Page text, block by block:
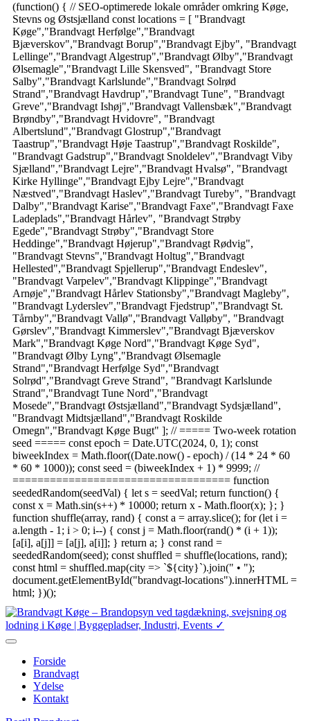
(function() { // SEO-optimerede lokale områder omkring Køge,
Stevns og Østsjælland const locations = [ "Brandvagt
Køge","Brandvagt Herfølge","Brandvagt
Bjæverskov","Brandvagt Borup","Brandvagt Ejby", "Brandvagt
Lellinge","Brandvagt Algestrup","Brandvagt Ølby","Brandvagt
Ølsemagle","Brandvagt Lille Skensved", "Brandvagt Store
Salby","Brandvagt Karlslunde","Brandvagt Solrød
Strand","Brandvagt Havdrup","Brandvagt Tune", "Brandvagt
Greve","Brandvagt Ishøj","Brandvagt Vallensbæk","Brandvagt
Brøndby","Brandvagt Hvidovre", "Brandvagt
Albertslund","Brandvagt Glostrup","Brandvagt
Taastrup","Brandvagt Høje Taastrup","Brandvagt Roskilde",
"Brandvagt Gadstrup","Brandvagt Snoldelev","Brandvagt Viby
Sjælland","Brandvagt Lejre","Brandvagt Hvalsø", "Brandvagt
Kirke Hyllinge","Brandvagt Ejby Lejre","Brandvagt
Næstved","Brandvagt Haslev","Brandvagt Tureby", "Brandvagt
Dalby","Brandvagt Karise","Brandvagt Faxe","Brandvagt Faxe
Ladeplads","Brandvagt Hårlev", "Brandvagt Strøby
Egede","Brandvagt Strøby","Brandvagt Store
Heddinge","Brandvagt Højerup","Brandvagt Rødvig",
"Brandvagt Stevns","Brandvagt Holtug","Brandvagt
Hellested","Brandvagt Spjellerup","Brandvagt Endeslev",
"Brandvagt Varpelev","Brandvagt Klippinge","Brandvagt
Arnøje","Brandvagt Hårlev Stationsby","Brandvagt Magleby",
"Brandvagt Lyderslev","Brandvagt Fjedstrup","Brandvagt St.
Tårnby","Brandvagt Vallø","Brandvagt Valløby", "Brandvagt
Gørslev","Brandvagt Kimmerslev","Brandvagt Bjæverskov
Mark","Brandvagt Køge Nord","Brandvagt Køge Syd",
"Brandvagt Ølby Lyng","Brandvagt Ølsemagle
Strand","Brandvagt Herfølge Syd","Brandvagt
Solrød","Brandvagt Greve Strand", "Brandvagt Karlslunde
Strand","Brandvagt Tune Nord","Brandvagt
Mosede","Brandvagt Østsjælland","Brandvagt Sydsjælland",
"Brandvagt Midtsjælland","Brandvagt Roskilde
Omegn","Brandvagt Køge Bugt" ]; // ===== Two-week rotation
seed ===== const epoch = Date.UTC(2024, 0, 1); const
biweekIndex = Math.floor((Date.now() - epoch) / (14 * 24 * 60
* 60 * 1000)); const seed = (biweekIndex + 1) * 9999; //
=================================== function
seededRandom(seedVal) { let s = seedVal; return function() {
const x = Math.sin(s++) * 10000; return x - Math.floor(x); }; }
function shuffle(array, rand) { const a = array.slice(); for (let i =
a.length - 1; i > 0; i--) { const j = Math.floor(rand() * (i + 1));
[a[i], a[j]] = [a[j], a[i]]; } return a; } const rand =
seededRandom(seed); const shuffled = shuffle(locations, rand);
const html = shuffled.map(city => `${city}`).join(" • ");
document.getElementById("brandvagt-locations").innerHTML =
html; })();
Forside
Brandvagt
Ydelse
Kontakt